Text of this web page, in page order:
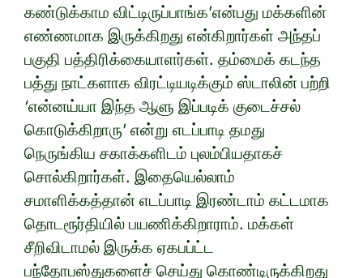
கண்டுக்காம விட்டிருப்பாங்க’என்பது மக்களின்
எண்ணமாக இருக்கிறது என்கிறார்கள் அந்தப்
பகுதி பத்திரிக்கையாளர்கள். தம்மைக் கடந்த
பத்து நாட்களாக விரட்டியடிக்கும் ஸ்டாலின் பற்றி
‘என்னய்யா இந்த ஆளு இப்படிக் குடைச்சல்
கொடுக்கிறாரு’ என்று எடப்பாடி தமது
நெருங்கிய சகாக்களிடம் புலம்பியதாகச்
சொல்கிறார்கள். இதையெல்லாம்
சமாளிக்கத்தான் எடப்பாடி இரண்டாம் கட்டமாக
தொடரூர்தியில் பயணிக்கிறாராம். மக்கள்
சீறிவிடாமல் இருக்க ஏகபப்ட்ட
பந்தோபஸ்துகளைச் செய்து கொண்டிருக்கிறது